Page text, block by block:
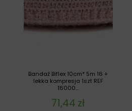
Bandaż Biflex 10cm* 5m 16 +
lekka kompresja 1szt REF
16000...
71,44 zł